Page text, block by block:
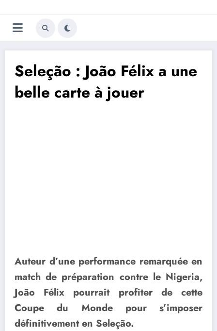
au
contenu
Trivela
L'actualité du football
Seleção : João Félix a une
belle carte à jouer
Auteur d’une performance remarquée en
match de préparation contre le Nigeria,
João Félix pourrait profiter de cette
Coupe du Monde pour s’imposer
définitivement en Seleção.